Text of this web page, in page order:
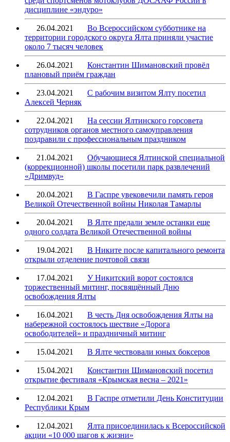
дисциплине «эндуро»
26.04.2021
Во Всероссийском субботнике на
территории городского округа Ялта приняли участие
около 7 тысяч человек
26.04.2021
Константин Шимановский провёл
плановый приём граждан
23.04.2021
С рабочим визитом Ялту посетил
Алексей Черняк
22.04.2021
На сессии Ялтинского горсовета
сотрудников органов местного самоуправления
поздравили с профессиональным праздником
21.04.2021
Обучающиеся Ялтинской специальной
(коррекционной) школы посетили парк развлечений
«Дримвуд»
20.04.2021
В Гаспре увековечили память героя
Великой Отечественной войны Николая Тамарлы
20.04.2021
В Ялте предали земле останки еще
одного солдата Великой Отечественной войны
19.04.2021
В Никите после капитального ремонта
открыли отделение почтовой связи
17.04.2021
У Никитский ворот состоялся
торжественный митинг, посвящённый Дню
освобождения Ялты
16.04.2021
В честь Дня освобождения Ялты на
набережной состоялось шествие «Дорога
освободителей» и праздничный митинг
15.04.2021 В Ялте чествовали юных боксеров
15.04.2021
Константин Шимановский посетил
открытие фестиваля «Крымская весна – 2021»
12.04.2021
В Гаспре отметили День Конституции
Республики Крым
12.04.2021
Ялта присоединилась к Всероссийской
акции «10 000 шагов к жизни»